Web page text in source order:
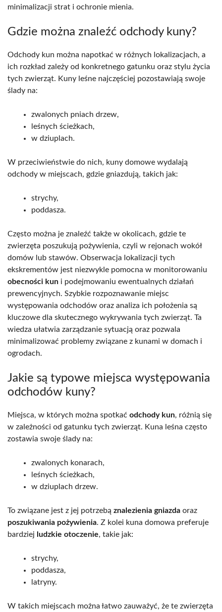
minimalizacji strat i ochronie mienia.
Gdzie można znaleźć odchody kuny?
Odchody kun można napotkać w różnych lokalizacjach, a
ich rozkład zależy od konkretnego gatunku oraz stylu życia
tych zwierząt. Kuny leśne najczęściej pozostawiają swoje
ślady na:
zwalonych pniach drzew,
leśnych ścieżkach,
w dziuplach.
W przeciwieństwie do nich, kuny domowe wydalają
odchody w miejscach, gdzie gniazdują, takich jak:
strychy,
poddasza.
Często można je znaleźć także w okolicach, gdzie te
zwierzęta poszukują pożywienia, czyli w rejonach wokół
domów lub stawów. Obserwacja lokalizacji tych
ekskrementów jest niezwykle pomocna w monitorowaniu
obecności kun i podejmowaniu ewentualnych działań
prewencyjnych. Szybkie rozpoznawanie miejsc
występowania odchodów oraz analiza ich położenia są
kluczowe dla skutecznego wykrywania tych zwierząt. Ta
wiedza ułatwia zarządzanie sytuacją oraz pozwala
minimalizować problemy związane z kunami w domach i
ogrodach.
Jakie są typowe miejsca występowania
odchodów kuny?
Miejsca, w których można spotkać odchody kun, różnią się
w zależności od gatunku tych zwierząt. Kuna leśna często
zostawia swoje ślady na:
zwalonych konarach,
leśnych ścieżkach,
w dziuplach drzew.
To związane jest z jej potrzebą znalezienia gniazda oraz
poszukiwania pożywienia. Z kolei kuna domowa preferuje
bardziej ludzkie otoczenie, takie jak:
strychy,
poddasza,
latryny.
W takich miejscach można łatwo zauważyć, że te zwierzęta